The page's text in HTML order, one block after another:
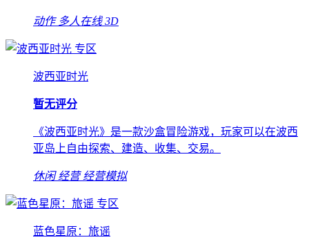
动作 多人在线 3D
专区
波西亚时光
暂无评分
《波西亚时光》是一款沙盒冒险游戏，玩家可以在波西
亚岛上自由探索、建造、收集、交易。
休闲 经营 经营模拟
专区
蓝色星原：旅谣